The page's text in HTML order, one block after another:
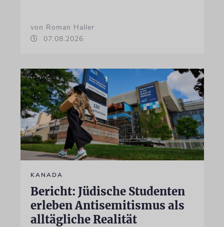
von Roman Haller
07.08.2026
KANADA
Bericht: Jüdische Studenten
erleben Antisemitismus als
alltägliche Realität